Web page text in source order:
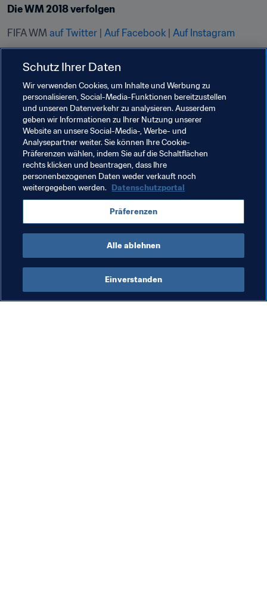
Die WM 2018 verfolgen
FIFA WM auf Twitter Auf Facebook Auf Instagram
Fan-Zone
Die Fan-Zone ist ein absolutes Muss für alle, die die FIFA
Fussball-Weltmeisterschaft™ aufmerksam verfolgen.
Dort warten das WM-Managerspiel, die WM-
Herausforderung und das WM-Tippspiel auf Euch. Die
Spiele sind kostenfrei, haben einen hohen Spaßfaktor
und bieten fantastische Preise. Mit dem Panini Digital
Sticker Album könnt Ihr Sticker einkleben, tauschen und
teilen. Wählt bei allen 64 Spielen der WM 2018 in
Russland den Man of the Match, und stellt Euer Fan
Dream Team des Turniers zusammen.
Schutz Ihrer Daten
Wir verwenden Cookies, um Inhalte und Werbung zu
personalisieren, Social-Media-Funktionen bereitzustellen
und unseren Datenverkehr zu analysieren. Ausserdem
geben wir Informationen zu Ihrer Nutzung unserer
Website an unsere Social-Media-, Werbe- und
Analysepartner weiter. Sie können Ihre Cookie-
Präferenzen wählen, indem Sie auf die Schaltflächen
rechts klicken und beantragen, dass Ihre
personenbezogenen Daten weder verkauft noch
weitergegeben werden. Datenschutzportal
Präferenzen
Alle ablehnen
Einverstanden